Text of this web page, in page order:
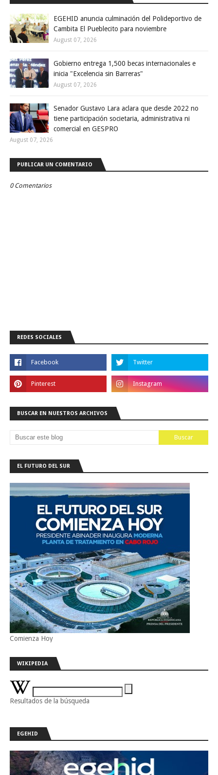
EGEHID anuncia culminación del Polideportivo de
Cambita El Pueblecito para noviembre
August 07, 2026
Gobierno entrega 1,500 becas internacionales e
inicia "Excelencia sin Barreras"
August 07, 2026
Senador Gustavo Lara aclara que desde 2022 no
tiene participación societaria, administrativa ni
comercial en GESPRO
August 07, 2026
PUBLICAR UN COMENTARIO
0 Comentarios
REDES SOCIALES
BUSCAR EN NUESTROS ARCHIVOS
EL FUTURO DEL SUR
Comienza Hoy
WIKIPEDIA
Resultados de la búsqueda
EGEHID